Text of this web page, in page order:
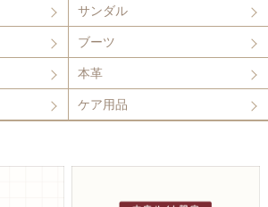
サンダル
ブーツ
本革
ケア用品